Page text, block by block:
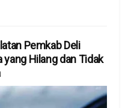
Pemkab Deli
yang Hilang dan Tidak